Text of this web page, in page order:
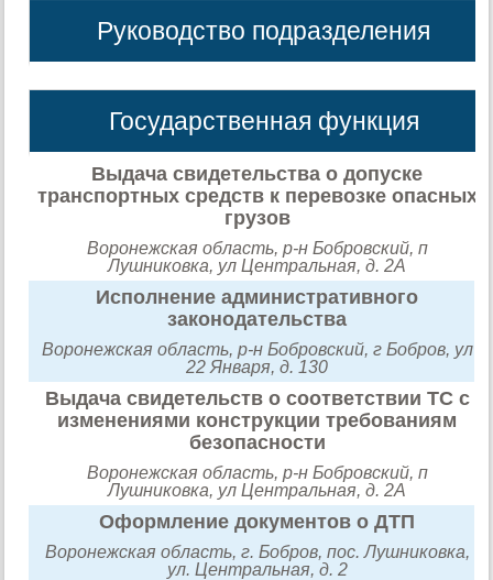
Руководство подразделения
Государственная функция
Выдача свидетельства о допуске
транспортных средств к перевозке опасных
грузов
Воронежская область, р-н Бобровский, п
Лушниковка, ул Центральная, д. 2А
Исполнение административного
законодательства
Воронежская область, р-н Бобровский, г Бобров, ул
22 Января, д. 130
Выдача свидетельств о соответствии ТС с
изменениями конструкции требованиям
безопасности
Воронежская область, р-н Бобровский, п
Лушниковка, ул Центральная, д. 2А
Оформление документов о ДТП
Воронежская область, г. Бобров, пос. Лушниковка,
ул. Центральная, д. 2